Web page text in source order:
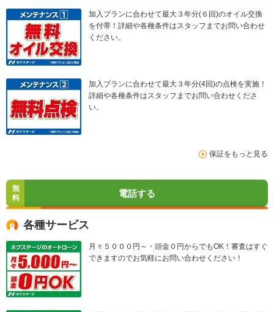
加入プランに合わせて最大３年分(６回)のオイル交換
を付帯！詳細や各種条件はスタッフまでお問い合わせ
ください。
加入プランに合わせて最大３年分(4回)の点検を実施！
詳細や各種条件はスタッフまでお問い合わせくださ
い。
保証をもっと見る
無
料
電話する
各種サービス
月々５０００円～・頭金０円からでもOK！審査はすぐ
できますのでお気軽にお問い合わせください！